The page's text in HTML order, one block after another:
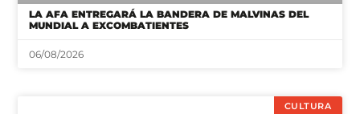
LA AFA ENTREGARÁ LA BANDERA DE MALVINAS DEL
MUNDIAL A EXCOMBATIENTES
06/08/2026
CULTURA